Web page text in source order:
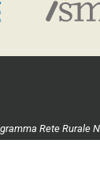
Rete Rurale